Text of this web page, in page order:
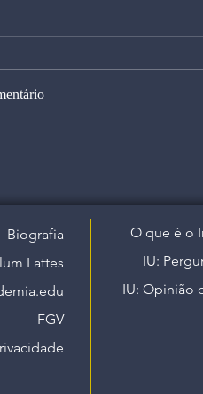
Biografia
Lattes
FGV
O que é o
IU:
IU: Opinião